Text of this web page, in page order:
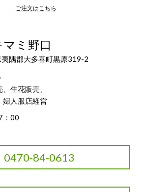
ご注文はこちら
ミ野口
隅郡大多喜町黒原319-2
生花販売、
婦人服店経営
：00
0470-84-0613